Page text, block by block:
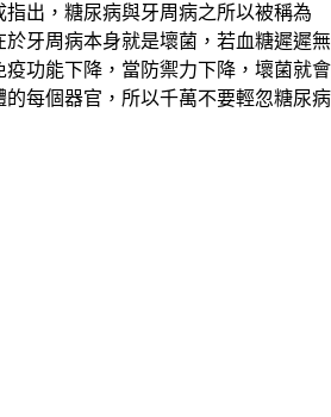
出，糖尿病與牙周病之所以被稱為
於牙周病本身就是壞菌，若血糖遲遲無
功能下降，當防禦力下降，壞菌就會
每個器官，所以千萬不要輕忽糖尿病